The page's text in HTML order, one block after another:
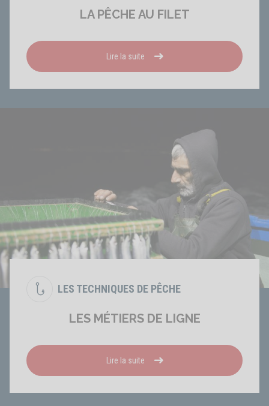
LA PÊCHE AU FILET
Lire la suite
LES TECHNIQUES DE PÊCHE
LES MÉTIERS DE LIGNE
Lire la suite